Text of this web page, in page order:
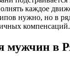
каждое
нужно, но в
компенсаций.
мужчин в